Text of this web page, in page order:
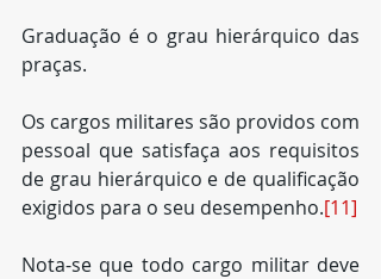
Graduação é o grau hierárquico das
praças.
Os cargos militares são providos com
pessoal que satisfaça aos requisitos
de grau hierárquico e de qualificação
exigidos para o seu desempenho.[11]
Nota-se que todo cargo militar deve